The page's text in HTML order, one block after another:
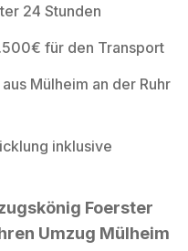
24 Stunden
für den Transport
Mülheim an der Ruhr
inklusive
Foerster
Umzug Mülheim